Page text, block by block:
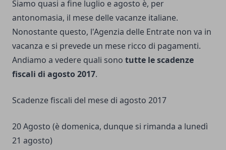
Siamo quasi a fine luglio e agosto è, per
antonomasia, il mese delle vacanze italiane.
Nonostante questo, l'Agenzia delle Entrate non va in
vacanza e si prevede un mese ricco di pagamenti.
Andiamo a vedere quali sono tutte le scadenze
fiscali di agosto 2017.
Scadenze fiscali del mese di agosto 2017
20 Agosto (è domenica, dunque si rimanda a lunedì
21 agosto)